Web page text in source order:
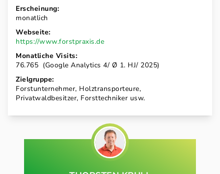
Erscheinung:
monatlich
Webseite:
https://www.forstpraxis.de
Monatliche Visits:
76.765 (Google Analytics 4/ Ø 1. HJ/ 2025)
Zielgruppe:
Forstunternehmer, Holztransporteure,
Privatwaldbesitzer, Forsttechniker usw.